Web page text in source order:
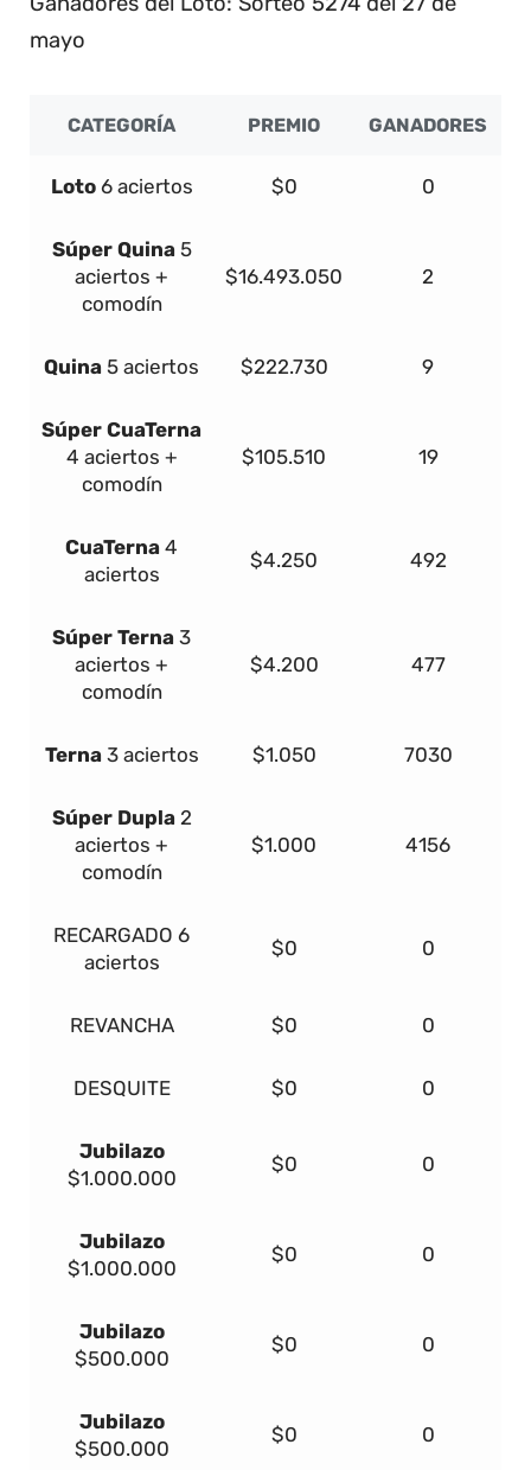
mayo
CATEGORÍA PREMIO GANADORES
Loto 6 aciertos $0 0
Súper Quina 5
aciertos +
comodín
$16.493.050 2
Quina 5 aciertos $222.730 9
Súper CuaTerna
4 aciertos +
comodín
$105.510 19
CuaTerna 4
aciertos
$4.250 492
Súper Terna 3
aciertos +
comodín
$4.200 477
Terna 3 aciertos $1.050 7030
Súper Dupla 2
aciertos +
comodín
$1.000 4156
RECARGADO 6
aciertos
$0 0
REVANCHA $0 0
DESQUITE $0 0
Jubilazo
$1.000.000
$0 0
Jubilazo
$1.000.000
$0 0
Jubilazo
$500.000
$0 0
Jubilazo
$500.000
$0 0